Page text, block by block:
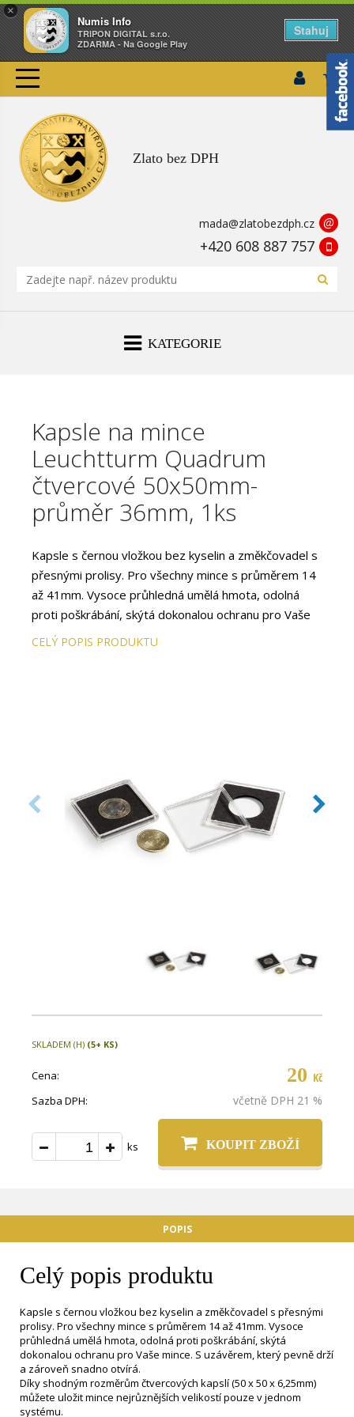
×
Numis Info
TRIPON DIGITAL s.r.o.
ZDARMA - Na Google Play
Stahuj
Zlato bez DPH
mada@zlatobezdph.cz @
+420 608 887 757
KATEGORIE
Kapsle na mince
Leuchtturm Quadrum
čtvercové 50x50mm-
průměr 36mm, 1ks
Kapsle s černou vložkou bez kyselin a změkčovadel s
přesnými prolisy. Pro všechny mince s průměrem 14
až 41mm. Vysoce průhledná umělá hmota, odolná
proti poškrábání, skýtá dokonalou ochranu pro Vaše
mince. S uzávěrem, který pevně drží a zároveň
CELÝ POPIS PRODUKTU
SKLADEM (H) (5+ KS)
Cena: 20 Kč
Sazba DPH: včetně DPH 21 %
ks KOUPIT ZBOŽÍ
POPIS
Celý popis produktu
Kapsle s černou vložkou bez kyselin a změkčovadel s přesnými
prolisy. Pro všechny mince s průměrem 14 až 41mm. Vysoce
průhledná umělá hmota, odolná proti poškrábání, skýtá
dokonalou ochranu pro Vaše mince. S uzávěrem, který pevně drží
a zároveň snadno otvírá.
Díky shodným rozměrům čtvercových kapslí (50 x 50 x 6,25mm)
můžete uložit mince nejrůznějších velikostí pouze v jednom
systému.